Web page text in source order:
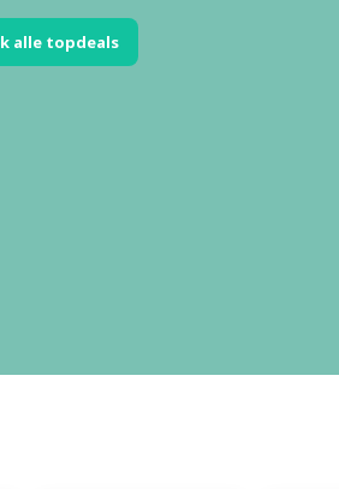
alle topdeals